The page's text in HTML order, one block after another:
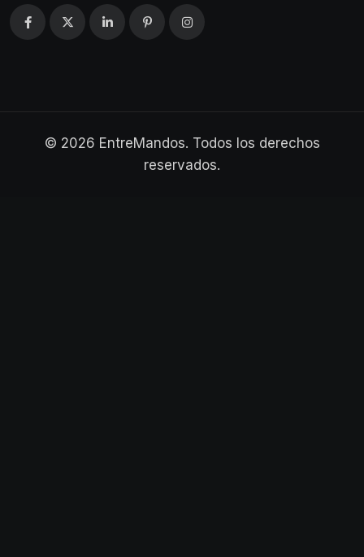
© 2026 EntreMandos. Todos los derechos
reservados.